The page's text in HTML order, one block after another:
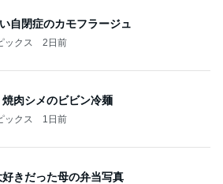
自閉症のカモフラージュ
ックス 2日前
肉シメのビビン冷麺
ックス 1日前
きだった母の弁当写真